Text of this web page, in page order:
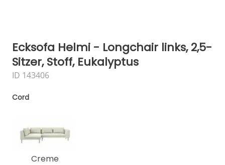
Ecksofa Helmi - Longchair links, 2,5-
Sitzer, Stoff, Eukalyptus
ID 143406
Cord
Creme